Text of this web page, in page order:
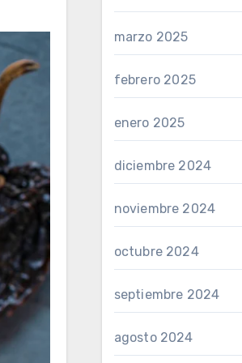
marzo 2025
febrero 2025
enero 2025
diciembre 2024
noviembre 2024
octubre 2024
septiembre 2024
agosto 2024